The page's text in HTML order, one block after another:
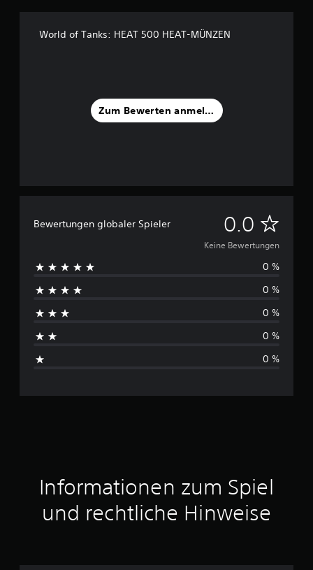
World of Tanks: HEAT 500 HEAT-MÜNZEN
Zum Bewerten anmelden
Bewertungen globaler Spieler 0.0 K
e
n
e
B
w
t
u
g
Keine Bewertungen
0 %
0 %
0 %
0 %
0 %
Informationen zum Spiel
und rechtliche Hinweise